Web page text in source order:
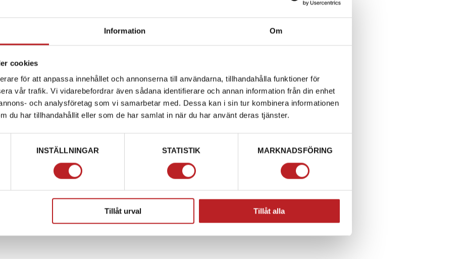
Information Om
cookies
för att anpassa innehållet och annonserna till användarna, tillhandahålla funktioner för
vår trafik. Vi vidarebefordrar även sådana identifierare och annan information från din enhet
och analysföretag som vi samarbetar med. Dessa kan i sin tur kombinera informationen
du har tillhandahållit eller som de har samlat in när du har använt deras tjänster.
INSTÄLLNINGAR STATISTIK MARKNADSFÖRING
Tillåt urval Tillåt alla